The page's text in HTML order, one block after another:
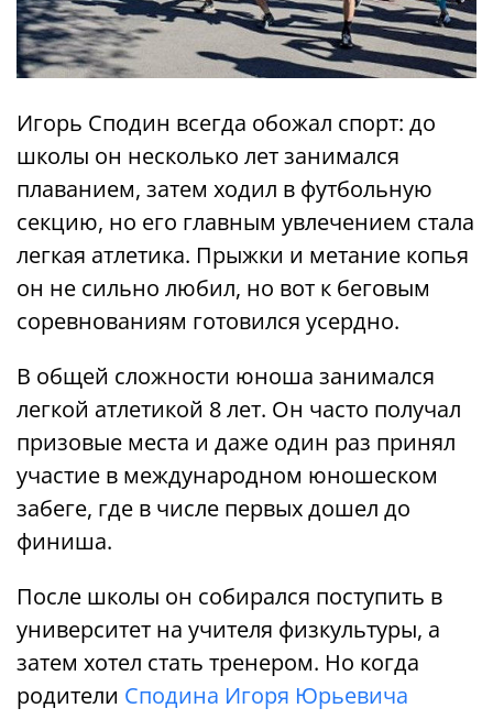
Игорь Сподин всегда обожал спорт: до
школы он несколько лет занимался
плаванием, затем ходил в футбольную
секцию, но его главным увлечением стала
легкая атлетика. Прыжки и метание копья
он не сильно любил, но вот к беговым
соревнованиям готовился усердно.
В общей сложности юноша занимался
легкой атлетикой 8 лет. Он часто получал
призовые места и даже один раз принял
участие в международном юношеском
забеге, где в числе первых дошел до
финиша.
После школы он собирался поступить в
университет на учителя физкультуры, а
затем хотел стать тренером. Но когда
родители Сподина Игоря Юрьевича